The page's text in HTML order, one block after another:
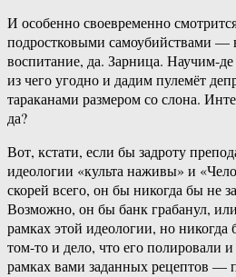
И особенно своевременно
подростковыми самоубийствами —
воспитание, да. Зарница. Научим-де
из чего угодно и дадим пулемёт
тараканами размером со слона.
да?
Вот, кстати, если бы задроту
идеологии «культа наживы» и
скорей всего, он бы никогда бы не
Возможно, он бы банк грабанул,
рамках этой идеологии, но никогда
том-то и дело, что его полировали
рамках вами заданных рецептов —